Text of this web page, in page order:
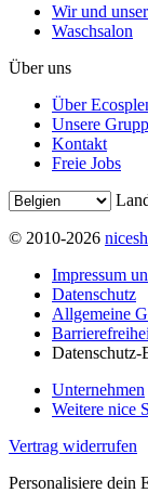
Wir und
Waschsalon
Über uns
Über
Unsere
Kontakt
Freie Jobs
© 2010-2026
Impressum
Datenschutz
Allgemeine
Datenschutz-
Unternehmen
Weitere nice
Vertrag widerrufen
Personalisiere dein